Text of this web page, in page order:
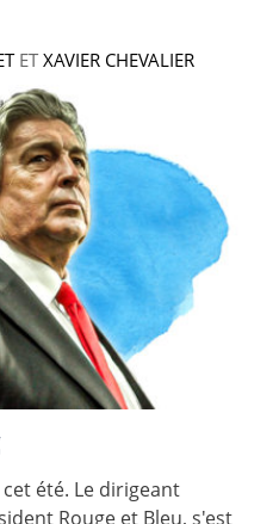
ETXAVIER CHEVALIER
été. Le dirigeant
Rouge et Bleu, s'est